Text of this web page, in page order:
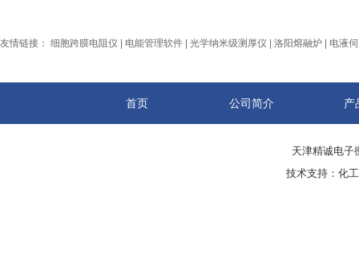
友情链接： 细胞跨膜电阻仪 电能管理软件 光学纳米级测厚仪 洛阳熔融炉 电液
首页 公司简介 产
天津精诚电
技术支持： 化